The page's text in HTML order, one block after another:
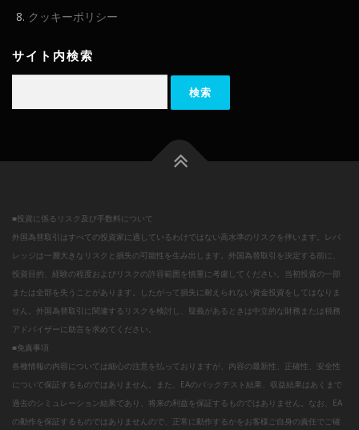
クッキーポリシー
サイト内検索
■投資に係るリスク及び手数料について
外国為替取引はすべての投資家に適しているわけではない高水準のリスクを伴います。レバ
レッジは一層大きなリスクと損失の可能性を生み出します。外国為替取引を決定する前に、
投資目的、経験の程度およびリスクの許容範囲を慎重に考慮してください。当初投資の一部
または全部を失うことがあります。したがって損失に耐えられない資金投資をしてはなりま
せん。外国為替取引に関連するリスクを検討し、疑義があるときは中立的な財務または税務
アドバイザーに助言を求めてください。
■免責事項
各種情報の内容については細心の注意を払っておりますが、内容の最新性、正確性、安全性
について保証するものではありません。また、EAのバックテスト結果、収益結果はあくまで
過去のシミュレーション結果であり、将来の利益を保証するものではありません。なお、EA
の動作を保証するものではありませんので、正常に動作するかをお客様ご自身の責任でご確